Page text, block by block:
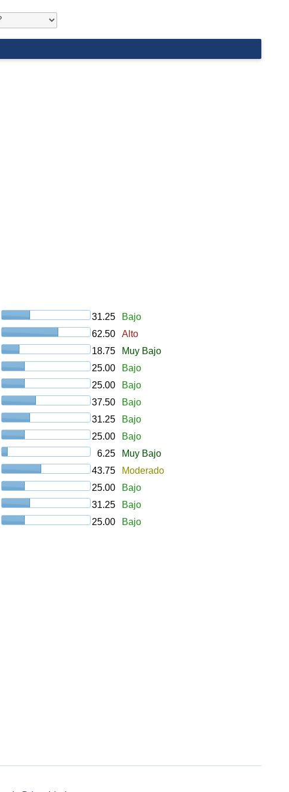
31.25
Bajo
62.50
Alto
18.75
Muy Bajo
25.00
Bajo
25.00
Bajo
37.50
Bajo
31.25
Bajo
25.00
Bajo
6.25
Muy Bajo
43.75
Moderado
25.00
Bajo
31.25
Bajo
25.00 Bajo